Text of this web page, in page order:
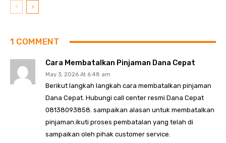
1 COMMENT
Cara Membatalkan Pinjaman Dana Cepat
May 3, 2026 At 6:48 am
Berikut langkah langkah cara membatalkan pinjaman
Dana Cepat. Hubungi call center resmi Dana Cepat
08138093858. sampaikan alasan untuk membatalkan
pinjaman.ikuti proses pembatalan yang telah di
sampaikan oleh pihak customer service.